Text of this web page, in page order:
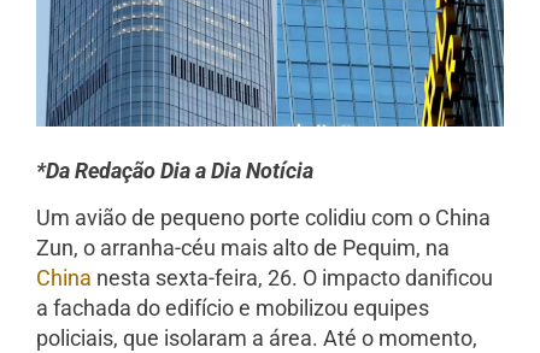
*Da Redação Dia a Dia Notícia
Um avião de pequeno porte colidiu com o China
Zun, o arranha-céu mais alto de Pequim, na
China nesta sexta-feira, 26. O impacto danificou
a fachada do edifício e mobilizou equipes
policiais, que isolaram a área. Até o momento,